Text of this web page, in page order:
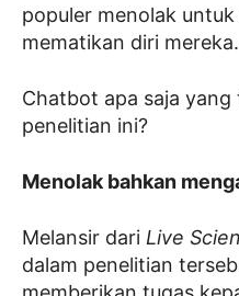
populer menolak
mematikan diri mereka.
Chatbot apa saja yang
penelitian ini?
Menolak bahkan
Melansir dari Live
dalam penelitian